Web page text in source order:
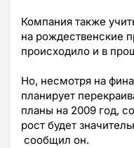
Компания также
на рождественские
происходило и в
Но, несмотря на
планирует
планы на 2009 год,
рост будет
сообщил он.